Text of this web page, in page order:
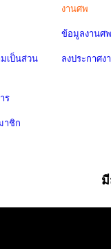
เป็นส่วน
ร
าชิก
งานศพ
ข้อมูลงานศพ
ลงประกาศง